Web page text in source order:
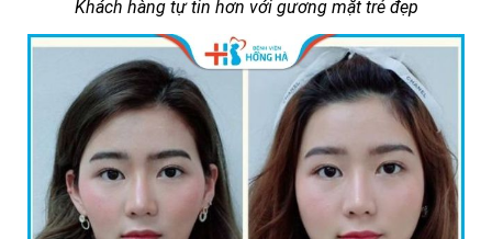
Khách hàng tự tin hơn với gương mặt trẻ đẹp